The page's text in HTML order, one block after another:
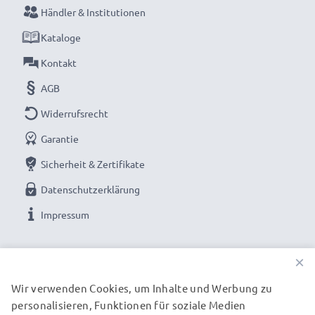
Händler & Institutionen
Kataloge
Kontakt
AGB
Widerrufsrecht
Garantie
Sicherheit & Zertifikate
Datenschutzerklärung
Impressum
UNSERE VERSANDPARTNER
×
Wir verwenden Cookies, um Inhalte und Werbung zu
personalisieren, Funktionen für soziale Medien